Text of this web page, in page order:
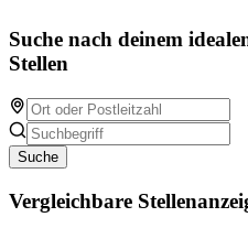
Suche nach deinem
Stellen
Suche
Vergleichbare